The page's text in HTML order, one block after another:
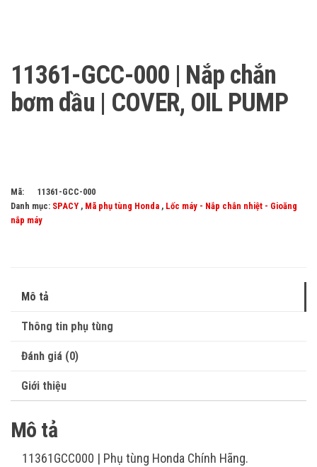
11361-GCC-000 | Nắp chắn
bơm dầu | COVER, OIL PUMP
Mã:
11361-GCC-000
Danh mục: SPACY , Mã phụ tùng Honda , Lốc máy - Nắp chắn nhiệt - Gioăng
nắp máy
Mô tả
Thông tin phụ tùng
Đánh giá (0)
Giới thiệu
Mô tả
11361GCC000 | Phụ tùng Honda Chính Hãng.